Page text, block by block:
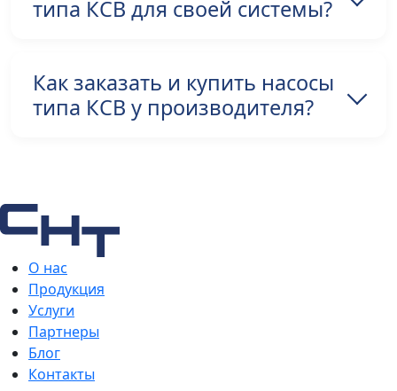
типа КСВ для своей системы?
Как заказать и купить насосы
типа КСВ у производителя?
О нас
Продукция
Услуги
Партнеры
Блог
Контакты